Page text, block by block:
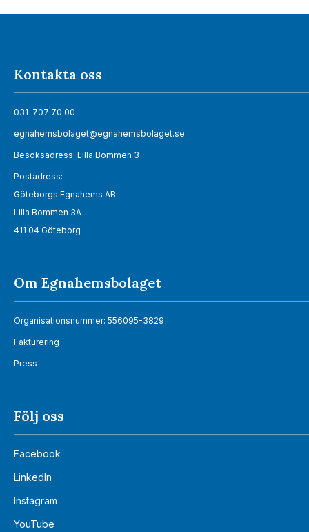
Kontakta oss
031-707 70 00
egnahemsbolaget@egnahemsbolaget.se
Besöksadress: Lilla Bommen 3
Postadress:
Göteborgs Egnahems AB
Lilla Bommen 3A
411 04 Göteborg
Om Egnahemsbolaget
Organisationsnummer: 556095-3829
Fakturering
Press
Följ oss
Facebook
LinkedIn
Instagram
YouTube